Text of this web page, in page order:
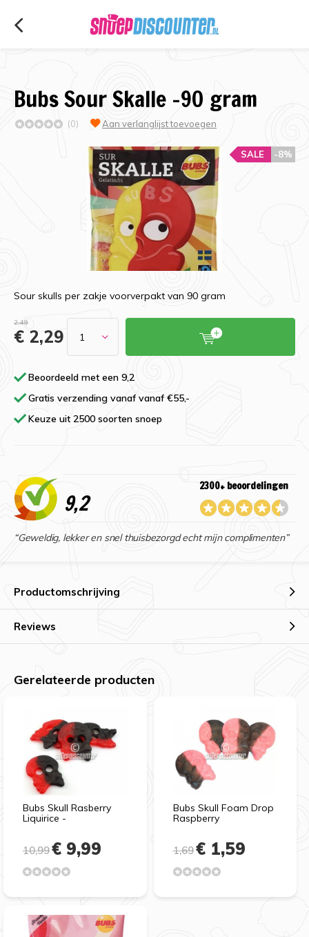
Bubs Sour Skalle -90 gram
(0) Aan verlanglijst toevoegen
-8%
SALE
Sour skulls per zakje voorverpakt van 90 gram
2,49
€ 2,29
Beoordeeld met een 9,2
Gratis verzending vanaf vanaf €55,-
Keuze uit 2500 soorten snoep
9,2
2300+ beoordelingen
“Geweldig, lekker en snel thuisbezorgd echt mijn complimenten”
Productomschrijving
Reviews
Gerelateerde producten
Bubs Skull Rasberry
Liquirice -
10,99€ 9,99
Bubs Skull Foam Drop
Raspberry
1,69€ 1,59